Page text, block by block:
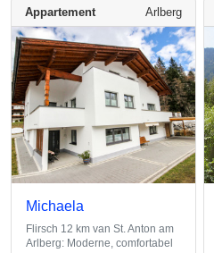
Appartement Arlberg
Michaela
Flirsch 12 km van St. Anton am
Arlberg: Moderne, comfortabel